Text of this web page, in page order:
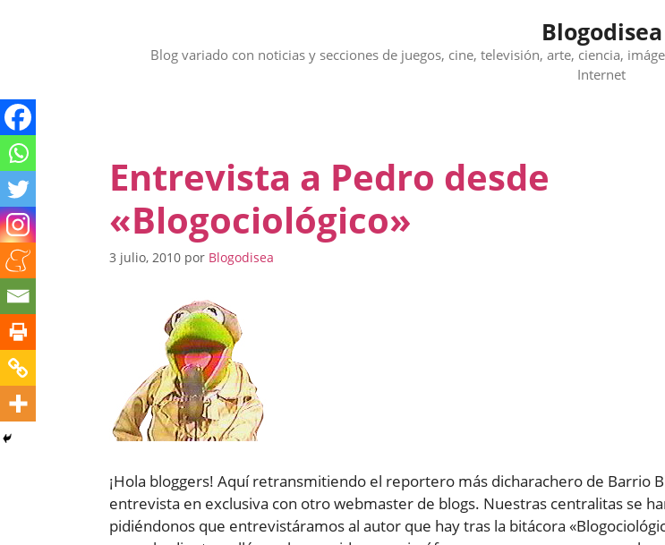
Blogodisea
Blog variado con noticias y secciones de juegos, cine, televisión, arte, ciencia,
Internet
Entrevista a Pedro desde
«Blogociológico»
3 julio, 2010 por Blogodisea
¡Hola bloggers! Aquí retransmitiendo el reportero más dicharachero de Barrio
entrevista en exclusiva con otro webmaster de blogs. Nuestras centralitas se
pidiéndonos que entrevistáramos al autor que hay tras la bitácora